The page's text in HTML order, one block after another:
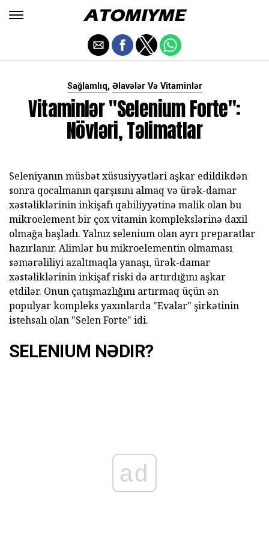
Sağlamlıq, Əlavələr Və Vitaminlər
Vitaminlər "Selenium Forte":
Növləri, Təlimatlar
Seleniyanın müsbət xüsusiyyətləri aşkar edildikdən
sonra qocalmanın qarşısını almaq və ürək-damar
xəstəliklərinin inkişafı qabiliyyətinə malik olan bu
mikroelement bir çox vitamin komplekslərinə daxil
olmağa başladı. Yalnız selenium olan ayrı preparatlar
hazırlanır. Alimlər bu mikroelementin olmaması
səmərəliliyi azaltmaqla yanaşı, ürək-damar
xəstəliklərinin inkişaf riski də artırdığını aşkar
etdilər. Onun çatışmazlığını artırmaq üçün ən
populyar kompleks yaxınlarda "Evalar" şirkətinin
istehsalı olan "Selen Forte" idi.
SELENIUM NƏDIR?
ad